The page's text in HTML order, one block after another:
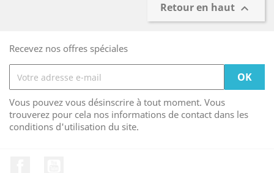
Retour en haut 
Recevez nos offres spéciales
Vous pouvez vous désinscrire à tout moment. Vous
trouverez pour cela nos informations de contact dans les
conditions d'utilisation du site.